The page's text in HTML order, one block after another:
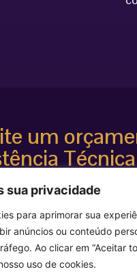
sua privacidade
para aprimorar sua
anúncios ou conteúdo
Ao clicar em “Aceitar
uso de cookies.
um
técnico avançado
para equipamentos
e segurança técnica
agora mesmo e
Alma Laser.